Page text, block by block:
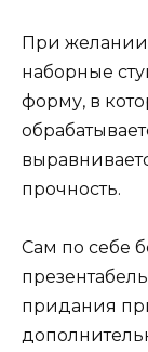
При желании
наборные
форму, в
прочность.
Сам по себе
придания